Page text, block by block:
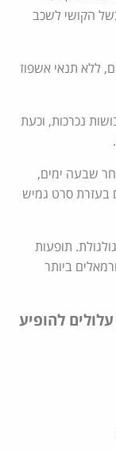
הקושי לשכב
ללא תנאי אשפוז
נכרכות, וכעת
שבעה ימים,
בעזרת סרט גמיש
תופעות
ביותר
להופיע